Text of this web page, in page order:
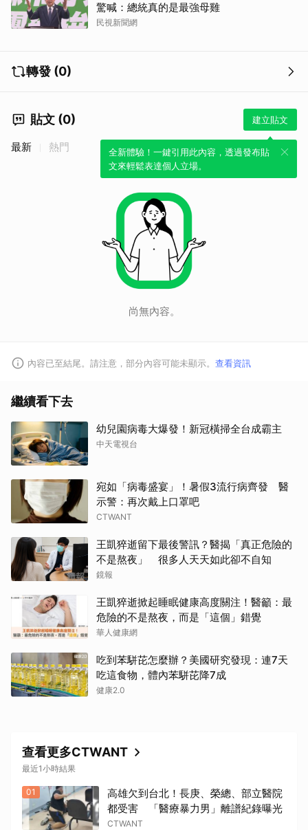
驚喊：總統真的是最強母雞
民視新聞網
轉發 (0)
貼文 (0) 建立貼文
全新體驗！一鍵引用此內容，透過發布貼
文來輕鬆表達個人立場。
最新 熱門
尚無內容。
內容已至結尾。請注意，部分內容可能未顯示。 查看資訊
繼續看下去
幼兒園病毒大爆發！新冠橫掃全台成霸主
中天電視台
宛如「病毒盛宴」！暑假3流行病齊發 醫
示警：再次戴上口罩吧
CTWANT
王凱猝逝留下最後警訊？醫揭「真正危險的
不是熬夜」 很多人天天如此卻不自知
鏡報
王凱猝逝掀起睡眠健康高度關注！醫籲：最
危險的不是熬夜，而是「這個」錯覺
華人健康網
吃到苯駢芘怎麼辦？美國研究發現：連7天
吃這食物，體內苯駢芘降7成
健康2.0
查看更多CTWANT
最近1小時結果
01
高雄欠到台北！長庚、榮總、部立醫院
都受害 「醫療暴力男」離譜紀錄曝光
CTWANT